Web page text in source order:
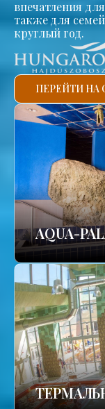
впечатления
также для
круглый год.
ПЕРЕЙТИ НА
AQUA-